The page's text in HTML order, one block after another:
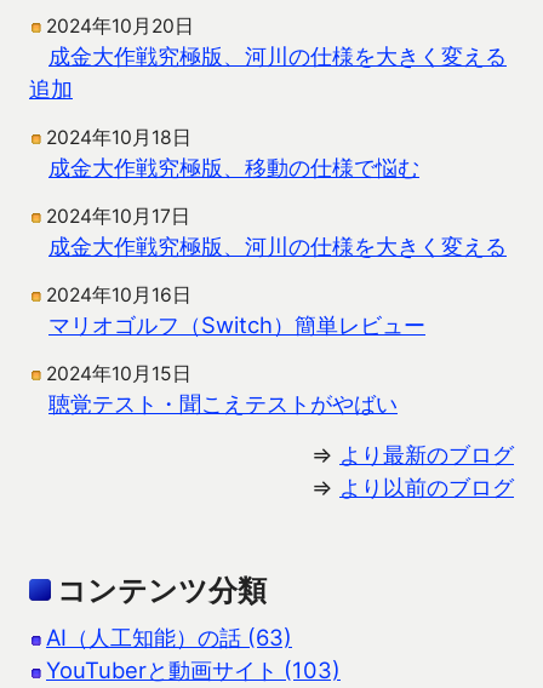
2024年10月20日
成金大作戦究極版、河川の仕様を大きく変える
追加
2024年10月18日
成金大作戦究極版、移動の仕様で悩む
2024年10月17日
成金大作戦究極版、河川の仕様を大きく変える
2024年10月16日
マリオゴルフ（Switch）簡単レビュー
2024年10月15日
聴覚テスト・聞こえテストがやばい
⇒ より最新のブログ
⇒ より以前のブログ
コンテンツ分類
AI（人工知能）の話 (63)
YouTuberと動画サイト (103)